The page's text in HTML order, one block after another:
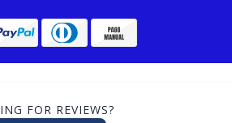
FOR REVIEWS?